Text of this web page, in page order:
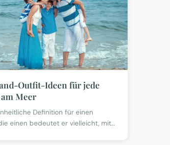
Outfit-Ideen für jede
Meer
Definition für einen
einen bedeutet er vielleicht, mit